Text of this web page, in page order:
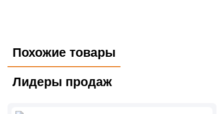
Похожие товары
Лидеры продаж